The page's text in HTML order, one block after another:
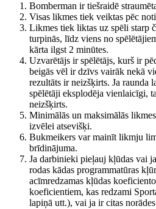
Bomberman ir tiešraidē
Visas likmes tiek veiktas pēc
Likmes tiek liktas uz spēli starp
turpinās, līdz viens no
kārta ilgst 2 minūtes.
Uzvarētājs ir spēlētājs, kurš ir
beigās vēl ir dzīvs vairāk nekā
rezultāts ir neizšķirts. Ja raunda
spēlētāji eksplodēja vienlaicīgi,
neizšķirts.
Minimālās un maksimālās
izvēlei atsevišķi.
Bukmeikers var mainīt likmju
brīdinājuma.
Ja darbinieki pieļauj kļūdas vai
rodas kādas programmatūras
acīmredzamas kļūdas
koeficientiem, kas redzami
lapiņā utt.), vai ja ir citas